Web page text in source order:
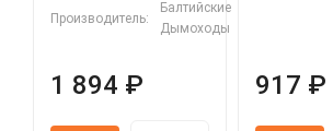
Производитель:
Балтийские
Дымоходы
1 894 ₽ 917 ₽